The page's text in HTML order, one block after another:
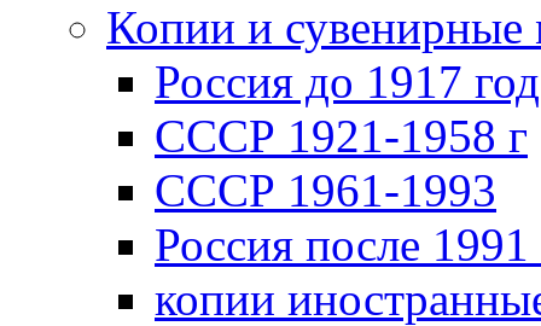
Копии и
Россия до 1917
СССР 1921-1958 г
СССР 1961-1993
Россия после 1991
копии